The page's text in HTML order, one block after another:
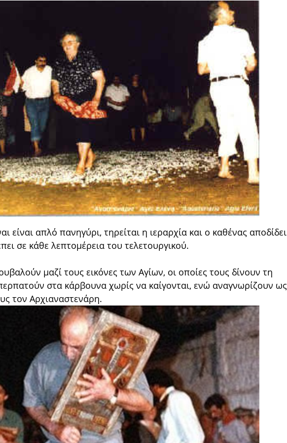
είναι απλό πανηγύρι, τηρείται η ιεραρχία και ο καθένας αποδίδει
σε κάθε λεπτομέρεια του τελετουργικού.
μαζί τους εικόνες των Αγίων, οι οποίες τους δίνουν τη
στα κάρβουνα χωρίς να καίγονται, ενώ αναγνωρίζουν ως
τον Αρχιαναστενάρη.